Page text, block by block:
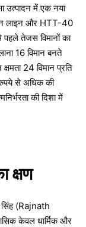
उत्पादन में एक नया
लाइन और HTT-40
तेजस विमानों का
16 विमान बनते
24 विमान प्रति
रुपये से अधिक की
की दिशा में
क्षण
सिंह (Rajnath
केवल धार्मिक और